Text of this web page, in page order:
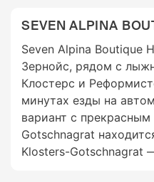
SEVEN ALPINA
Seven Alpina Boutique
Зернойс, рядом с
Клостерс и
минутах езды на
вариант с
Gotschnagrat
Klosters-Gotschnagrat